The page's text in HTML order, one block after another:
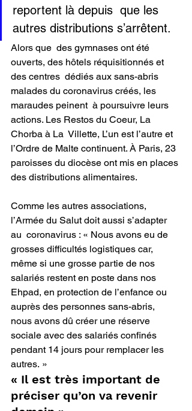
reportent là depuis  que les
autres distributions s’arrêtent.
Alors que  des gymnases ont été
ouverts, des hôtels réquisitionnés et
des centres  dédiés aux sans-abris
malades du coronavirus créés, les
maraudes peinent  à poursuivre leurs
actions. Les Restos du Coeur, La
Chorba à La  Villette, L’un est l’autre et
l’Ordre de Malte continuent. À Paris, 23
paroisses du diocèse ont mis en places
des distributions alimentaires.
Comme les autres associations,
l’Armée du Salut doit aussi s’adapter
au  coronavirus : « Nous avons eu de
grosses difficultés logistiques car,
même si une grosse partie de nos
salariés restent en poste dans nos
Ehpad, en protection de l’enfance ou
auprès des personnes sans-abris,
nous avons dû créer une réserve
sociale avec des salariés confinés
pendant 14 jours pour remplacer les
autres. »
« Il est très important de
préciser qu’on va revenir